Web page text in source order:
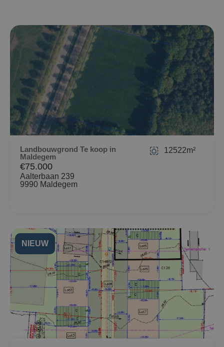
Landbouwgrond Te koop in
Maldegem
€75.000
Aalterbaan 239
9990 Maldegem
12522m²
NIEUW